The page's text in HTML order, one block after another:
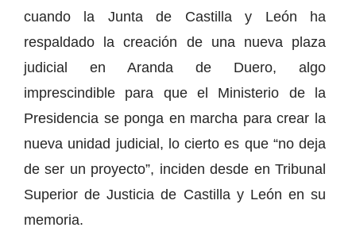
cuando la Junta de Castilla y León ha
respaldado la creación de una nueva plaza
judicial en Aranda de Duero, algo
imprescindible para que el Ministerio de la
Presidencia se ponga en marcha para crear la
nueva unidad judicial, lo cierto es que “no deja
de ser un proyecto”, inciden desde en Tribunal
Superior de Justicia de Castilla y León en su
memoria.